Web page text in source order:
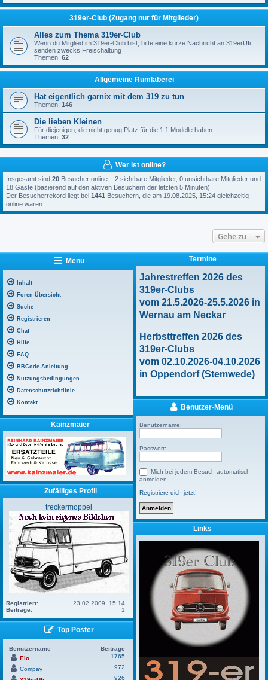
319er-Club (Zugang nur für Mitglieder)
Alles zum Thema 319er-Club
Wenn du Mitglied im 319er-Club bist, bitte eine kurze Nachricht an 319erUfi
senden zwecks Freischaltung
Themen: 62
Allgemeine Rumlaberei
Hat eigentlich garnix mit dem 319 zu tun
Themen: 146
Die lieben Kleinen
Für diejenigen, die nicht genug Platz für die 1:1 Modelle haben
Themen: 32
Wer ist online?
Insgesamt sind 20 Besucher online :: 2 sichtbare Mitglieder, 0 unsichtbare Mitglieder und
18 Gäste (basierend auf den aktiven Besuchern der letzten 5 Minuten)
Der Besucherrekord liegt bei 1441 Besuchern, die am 19.08.2025, 15:24 gleichzeitig
online waren.
Gehe zu
Menü
Inhalt
Foren-Übersicht
Suche
Registrieren
Chat
Hilfe
FAQ
BBCode-Anleitung
Nutzungsbedingungen
Datenschutzrichtlinie
Kontakt
Kainzmaier
Zufälliges Profil
treckermoppel
Registriert:
23.02.2009, 15:14
Beiträge:
1
Top Poster
Benutzername
Beiträge
Elo
1765
Compay
972
926
Termine
Jahrestreffen 2026 des
319er-Clubs
vom 21.5.2026-25.5.2026 in
Wernau am Neckar
Herbsttreffen 2026 des
319er-Clubs
vom 02.10.2026-04.10.2026
in Oppendorf (Stemwede)
Benutzer-Menü
Benutzername:
Passwort:
Mich bei jedem Besuch automatisch
anmelden
Registriere dich jetzt!
Links